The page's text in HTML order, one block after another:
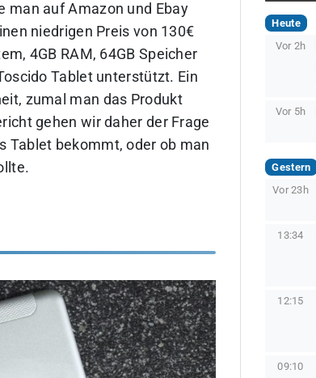
man auf Amazon und Ebay
niedrigen Preis von 130€
4GB RAM, 64GB Speicher
Tablet unterstützt. Ein
zumal man das Produkt
gehen wir daher der Frage
Tablet bekommt, oder ob man
Heute
Vor 2h
Vor 5h
Gestern
Vor 23h
13:34
12:15
09:10